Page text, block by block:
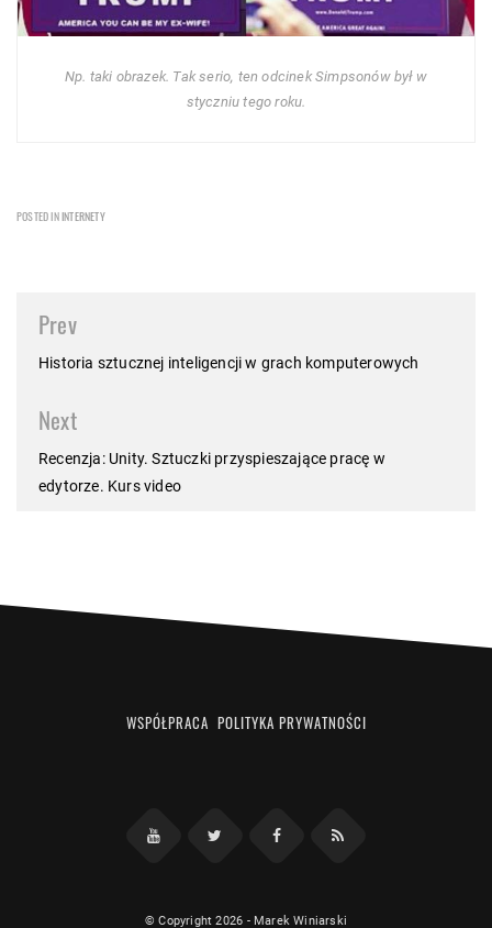
Np. taki obrazek. Tak serio, ten odcinek Simpsonów był w
styczniu tego roku.
POSTED ININTERNETY
Post
navigation
Prev
Historia sztucznej inteligencji w grach komputerowych
Next
Recenzja: Unity. Sztuczki przyspieszające pracę w
edytorze. Kurs video
WSPÓŁPRACA POLITYKA PRYWATNOŚCI
YouTubeTwitter FacebookRSS
© Copyright 2026 - Marek Winiarski